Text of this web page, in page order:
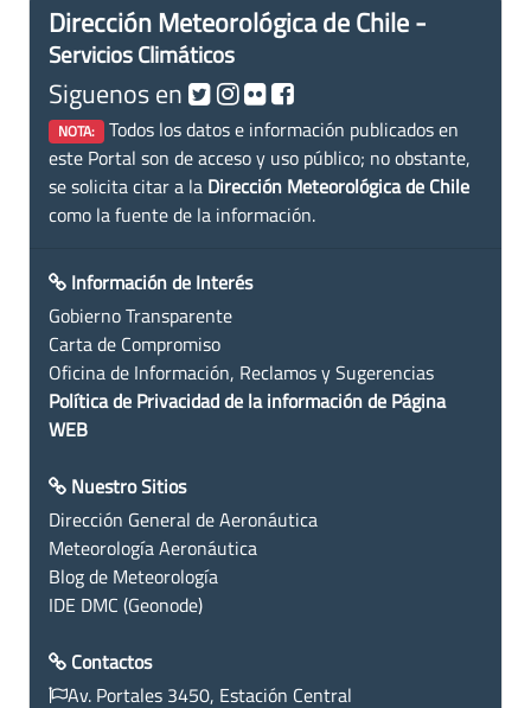
Dirección Meteorológica de Chile -
Servicios Climáticos
Siguenos en
NOTA: Todos los datos e información publicados en
este Portal son de acceso y uso público; no obstante,
se solicita citar a la Dirección Meteorológica de Chile
como la fuente de la información.
Información de Interés
Gobierno Transparente
Carta de Compromiso
Oficina de Información, Reclamos y Sugerencias
Política de Privacidad de la información de Página
WEB
Nuestro Sitios
Dirección General de Aeronáutica
Meteorología Aeronáutica
Blog de Meteorología
IDE DMC (Geonode)
Contactos
Av. Portales 3450, Estación Central